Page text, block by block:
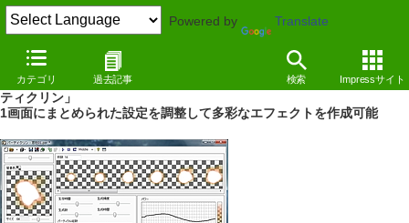
Powered by Translate
カテゴリ 過去記事 検索 Impressサイト
REVIEW
（09/12/24）
爆発などのエフェクトアニメーション用画像を簡単に作成できる「パー
ティクリン」
1画面にまとめられた設定を調整して多彩なエフェクトを作成可能